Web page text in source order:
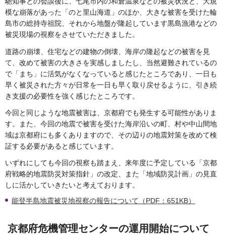
模な崩落があった「のと里山海道」のほか、大きな被害を受けた輪
島市の総持寺祖院、それから地盤が隆起しています黒島漁港などの
被災現場の視察をさせていただきました。
道路の崩壊、住宅などの建物の倒壊、海岸の隆起などの被害を見
て、改めて被害の大きさを実感しましたし、当然避難されているの
で「まち」に活気がなくなっていると感じたところであり、一日も
早く被災された方々が日常を一日も早く取り戻せるように、引き続
き支援の必要性を強く感じたところです。
今回と同じような地震被害は、京都府でも発生する可能性がありま
す。また、今回の地震で被害を受けた海岸沿いの町、村や中山間地
域は京都府にも多くありますので、その辺りの地震対策を改めて検
証する必要があると感じています。
いずれにしても今回の視察も踏まえ、来年度に予定している「京都
府戦略的地震防災対策指針」の改定、また「地域防災計画」の見直
しに活かしていきたいと考えております。
能登半島地震被災地視察の報告について（PDF：651KB）
京都府危機管理センターの運用開始について